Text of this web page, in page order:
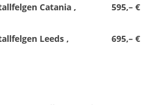
595,– €
Catania ,
695,– €
Leeds ,